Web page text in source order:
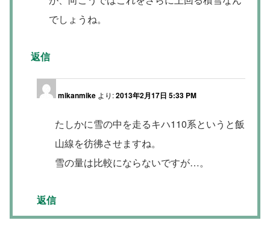
でしょうね。
返信
mikanmike より:2013年2月17日 5:33 PM
たしかに雪の中を走るキハ110系というと飯
山線を彷彿させますね。
雪の量は比較にならないですが…。
返信